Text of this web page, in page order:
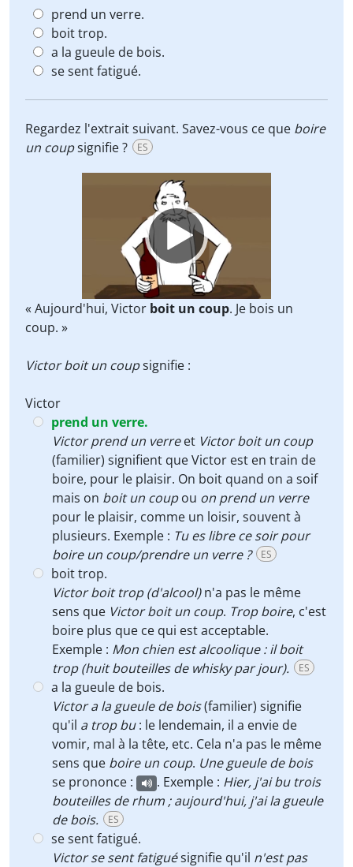
prend un verre.
boit trop.
a la gueule de bois.
se sent fatigué.
Regardez l'extrait suivant. Savez-vous ce que boire
un coupsignifie ? ES
« Aujourd'hui, Victor boit un coup. Je bois un
coup. »
Victor boit un coupsignifie :
Victor
prend un verre.
Victor prend un verreet Victor boit un coup
(familier) signifient que Victor est en train de
boire, pour le plaisir. On boit quand on a soif
mais on boit un coupou on prend un verre
pour le plaisir, comme un loisir, souvent à
plusieurs. Exemple : Tu es libre ce soir pour
boire un coup/prendre un verre ?
ES
boit trop.
Victor boit trop (d'alcool)n'a pas le même
sens que Victor boit un coup. Trop boire, c'est
boire plus que ce qui est acceptable.
Exemple : Mon chien est alcoolique : il boit
trop (huit bouteilles de whisky par jour).
ES
a la gueule de bois.
Victor a la gueule de bois(familier) signifie
qu'il a trop bu: le lendemain, il a envie de
vomir, mal à la tête, etc. Cela n'a pas le même
sens que boire un coup. Une gueule de bois
se prononce :
. Exemple : Hier, j'ai bu trois
bouteilles de rhum ; aujourd'hui, j'ai la gueule
de bois.
ES
se sent fatigué.
Victor se sent fatiguésignifie qu'il n'est pas